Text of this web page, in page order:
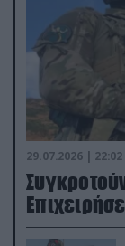
29.07.2026 | 22:02